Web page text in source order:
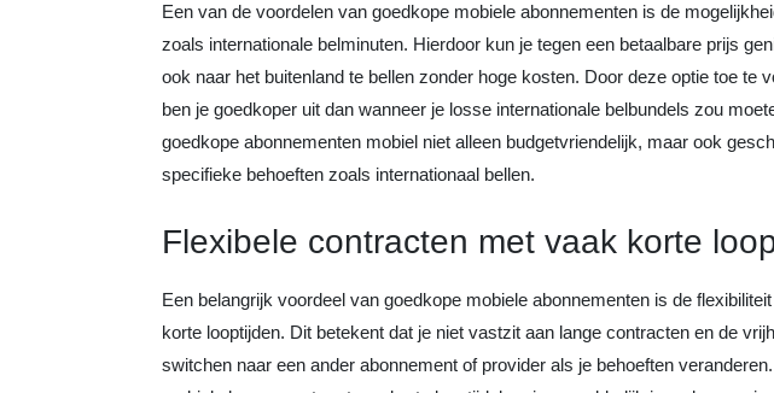
Een van de voordelen van goedkope mobiele abonnementen is de
zoals internationale belminuten. Hierdoor kun je tegen een betaalbare prijs
ook naar het buitenland te bellen zonder hoge kosten. Door deze optie toe te
ben je goedkoper uit dan wanneer je losse internationale belbundels zou
goedkope abonnementen mobiel niet alleen budgetvriendelijk, maar ook
specifieke behoeften zoals internationaal bellen.
Flexibele contracten met vaak korte
Een belangrijk voordeel van goedkope mobiele abonnementen is de
korte looptijden. Dit betekent dat je niet vastzit aan lange contracten en de
switchen naar een ander abonnement of provider als je behoeften